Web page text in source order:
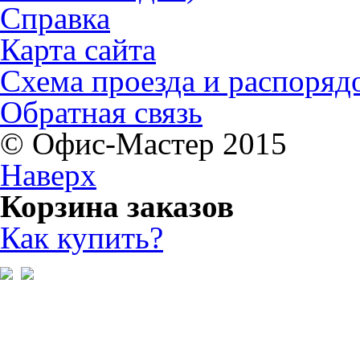
Справка
Карта сайта
Схема проезда и
Обратная связь
© Офис-Мастер 2015
Наверх
Корзина заказов
Как купить?